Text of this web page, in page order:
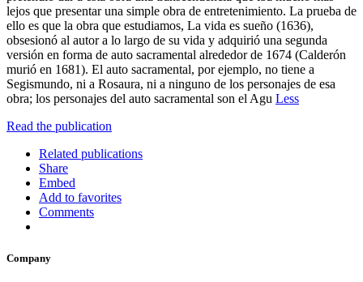
lejos que presentar una simple obra de entretenimiento. La prueba de
ello es que la obra que estudiamos, La vida es sueño (1636),
obsesionó al autor a lo largo de su vida y adquirió una segunda
versión en forma de auto sacramental alrededor de 1674 (Calderón
murió en 1681). El auto sacramental, por ejemplo, no tiene a
Segismundo, ni a Rosaura, ni a ninguno de los personajes de esa
obra; los personajes del auto sacramental son el Agu Less
Read the publication
Related publications
Share
Embed
Add to favorites
Comments
Company